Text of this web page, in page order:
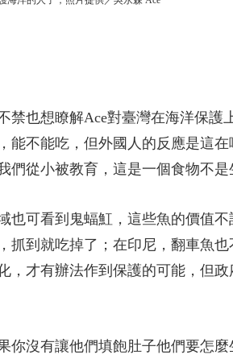
也想瞭解Ace對臺灣在海洋保護
不能吃，但外國人的反應是這在
從小被教育，這是一個食物不是
可看到鬼蝠魟，這些魚的價值不
抓到就吃掉了；在印尼，翻車魚
，才有辦法作到保護的可能，但
你沒有讓他們填飽肚子他們要怎